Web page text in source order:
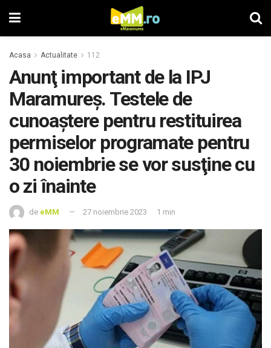
Acasa Actualitate 112
Anunţ important de la IPJ
Maramureş. Testele de
cunoaştere pentru restituirea
permiselor programate pentru
30 noiembrie se vor susţine cu
o zi înainte
de eMM 27 noiembrie 2023 1 min